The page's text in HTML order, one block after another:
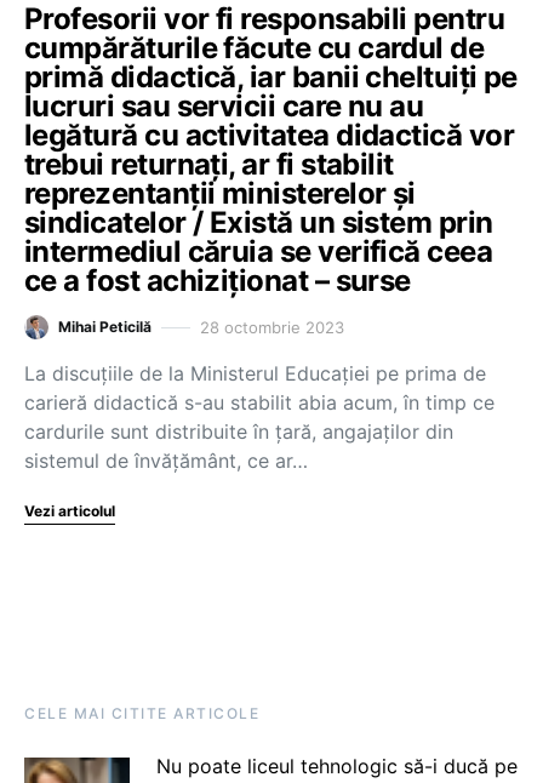
Profesorii vor fi responsabili pentru
cumpărăturile făcute cu cardul de
primă didactică, iar banii cheltuiți pe
lucruri sau servicii care nu au
legătură cu activitatea didactică vor
trebui returnați, ar fi stabilit
reprezentanții ministerelor și
sindicatelor / Există un sistem prin
intermediul căruia se verifică ceea
ce a fost achiziționat – surse
Mihai Peticilă 28 octombrie 2023
La discuțiile de la Ministerul Educației pe prima de
carieră didactică s-au stabilit abia acum, în timp ce
cardurile sunt distribuite în țară, angajaților din
sistemul de învățământ, ce ar…
Vezi articolul
CELE MAI CITITE ARTICOLE
Nu poate liceul tehnologic să-i ducă pe